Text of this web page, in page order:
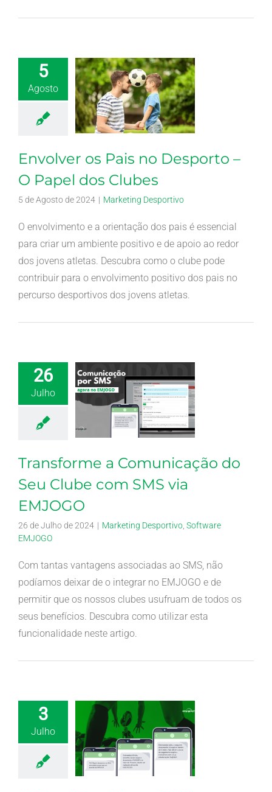
5
Agosto
Envolver os Pais no Desporto –
O Papel dos Clubes
5 de Agosto de 2024 | Marketing Desportivo
O envolvimento e a orientação dos pais é essencial
para criar um ambiente positivo e de apoio ao redor
dos jovens atletas. Descubra como o clube pode
contribuir para o envolvimento positivo dos pais no
percurso desportivos dos jovens atletas.
26
Julho
Transforme a Comunicação do
Seu Clube com SMS via
EMJOGO
26 de Julho de 2024 | Marketing Desportivo Software
EMJOGO
Com tantas vantagens associadas ao SMS, não
podíamos deixar de o integrar no EMJOGO e de
permitir que os nossos clubes usufruam de todos os
seus benefícios. Descubra como utilizar esta
funcionalidade neste artigo.
3
Julho